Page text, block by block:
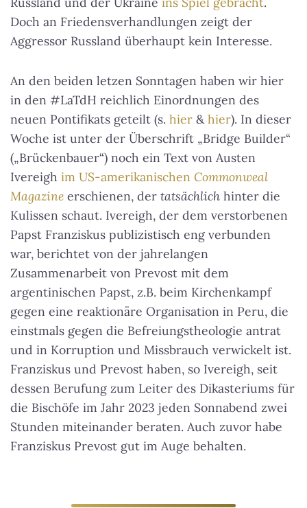
Doch an Friedensverhandlungen zeigt der
Aggressor Russland überhaupt kein Interesse.
An den beiden letzen Sonntagen haben wir hier
in den #LaTdH reichlich Einordnungen des
neuen Pontifikats geteilt (s. hier &hier). In dieser
Woche ist unter der Überschrift „Bridge Builder“
(„Brückenbauer“) noch ein Text von Austen
Ivereigh im US-amerikanischen Commonweal
Magazine erschienen, der tatsächlich hinter die
Kulissen schaut. Ivereigh, der dem verstorbenen
Papst Franziskus publizistisch eng verbunden
war, berichtet von der jahrelangen
Zusammenarbeit von Prevost mit dem
argentinischen Papst, z.B. beim Kirchenkampf
gegen eine reaktionäre Organisation in Peru, die
einstmals gegen die Befreiungstheologie antrat
und in Korruption und Missbrauch verwickelt ist.
Franziskus und Prevost haben, so Ivereigh, seit
dessen Berufung zum Leiter des Dikasteriums für
die Bischöfe im Jahr 2023 jeden Sonnabend zwei
Stunden miteinander beraten. Auch zuvor habe
Franziskus Prevost gut im Auge behalten.